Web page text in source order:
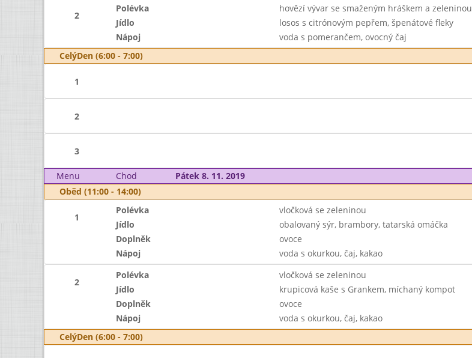
2
Polévka hovězí vývar se smaženým hráškem a zeleninou
Jídlo
losos s citrónovým pepřem, špenátové fleky
Nápoj
voda s pomerančem, ovocný čaj
CelýDen (6:00 - 7:00)
1
2
3
Menu Chod Pátek 8. 11. 2019
Oběd (11:00 - 14:00)
1
Polévka vločková se zeleninou
Jídlo
obalovaný sýr, brambory, tatarská omáčka
Doplněk
ovoce
Nápoj
voda s okurkou, čaj, kakao
2
Polévka vločková se zeleninou
Jídlo
krupicová kaše s Grankem, míchaný kompot
Doplněk
ovoce
Nápoj
voda s okurkou, čaj, kakao
CelýDen (6:00 - 7:00)